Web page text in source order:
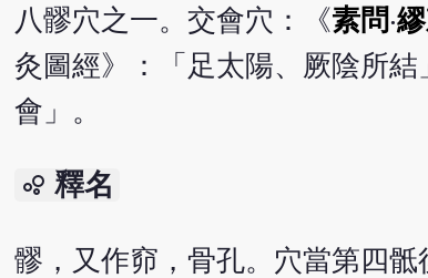
八髎穴之一。交會穴：《素問‧
灸圖經》：「足太陽、厥陰所
會」。
bubble_chart 釋名
髎，又作窌，骨孔。穴當第四骶